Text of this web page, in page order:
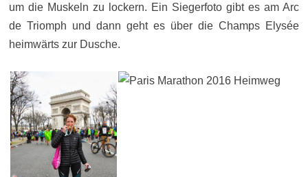
um die Muskeln zu lockern. Ein Siegerfoto gibt es am Arc
de Triomph und dann geht es über die Champs Elysée
heimwärts zur Dusche.